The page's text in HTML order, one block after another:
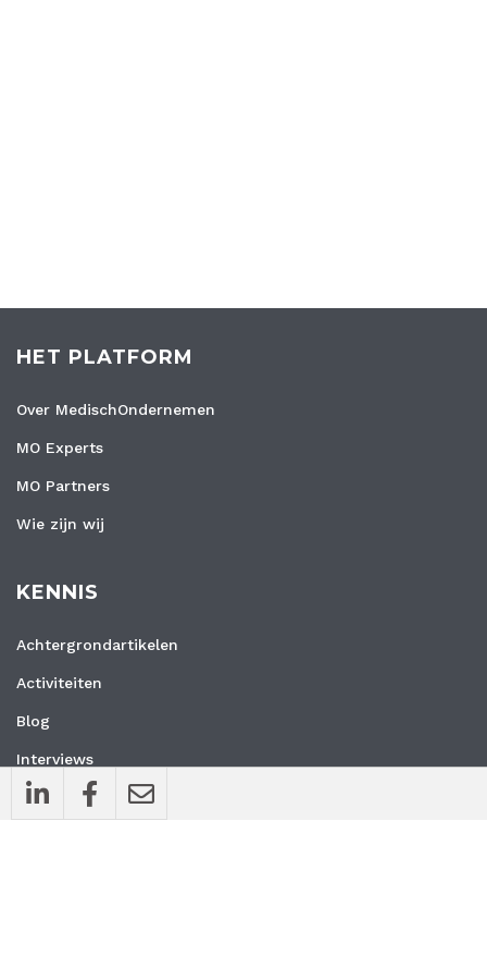
HET PLATFORM
Over MedischOndernemen
MO Experts
MO Partners
Wie zijn wij
KENNIS
Achtergrondartikelen
Activiteiten
Blog
Interviews
Nieuws